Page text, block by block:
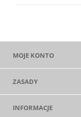
MOJE KONTO
ZASADY
INFORMACJE